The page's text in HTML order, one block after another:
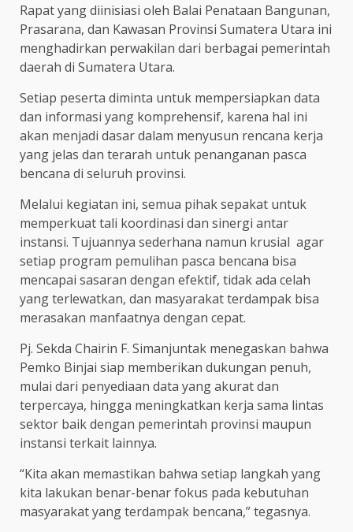
Rapat yang diinisiasi oleh Balai Penataan Bangunan,
Prasarana, dan Kawasan Provinsi Sumatera Utara ini
menghadirkan perwakilan dari berbagai pemerintah
daerah di Sumatera Utara.
Setiap peserta diminta untuk mempersiapkan data
dan informasi yang komprehensif, karena hal ini
akan menjadi dasar dalam menyusun rencana kerja
yang jelas dan terarah untuk penanganan pasca
bencana di seluruh provinsi.
Melalui kegiatan ini, semua pihak sepakat untuk
memperkuat tali koordinasi dan sinergi antar
instansi. Tujuannya sederhana namun krusial agar
setiap program pemulihan pasca bencana bisa
mencapai sasaran dengan efektif, tidak ada celah
yang terlewatkan, dan masyarakat terdampak bisa
merasakan manfaatnya dengan cepat.
Pj. Sekda Chairin F. Simanjuntak menegaskan bahwa
Pemko Binjai siap memberikan dukungan penuh,
mulai dari penyediaan data yang akurat dan
terpercaya, hingga meningkatkan kerja sama lintas
sektor baik dengan pemerintah provinsi maupun
instansi terkait lainnya.
“Kita akan memastikan bahwa setiap langkah yang
kita lakukan benar-benar fokus pada kebutuhan
masyarakat yang terdampak bencana,” tegasnya.